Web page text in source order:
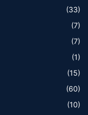
(33)
(7)
(7)
(1)
(15)
(60)
(10)